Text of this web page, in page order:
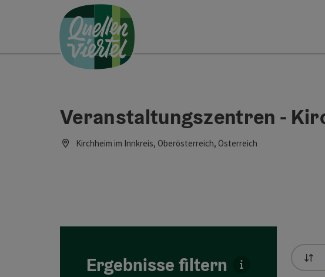
Zum InhaltAccesskey
[0]
Zur NavigationAccesskey
Zum Seitenanfang Accesskey
Veranstaltungszentren -
Kirchheim im Innkreis, Oberösterreich, Österreich
Ergebnisse filtern